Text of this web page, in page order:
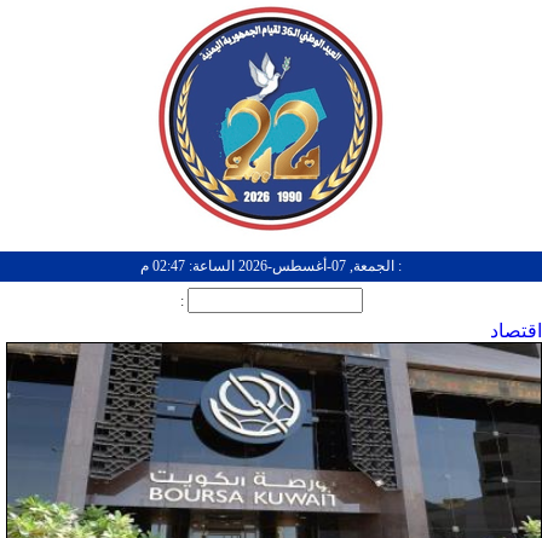
: الجمعة, 07-أغسطس-2026 الساعة: 02:47 م
:
اقتصاد